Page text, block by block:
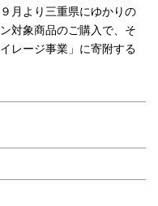
月より三重県にゆかりの
対象商品のご購入で、そ
レージ事業」に寄附する